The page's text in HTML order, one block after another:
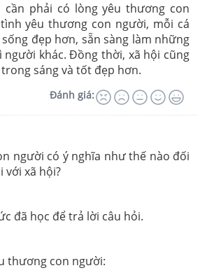
cần phải có lòng yêu thương con
yêu thương con người, mỗi cá
đẹp hơn, sẵn sàng làm những
khác. Đồng thời, xã hội cũng
sáng và tốt đẹp hơn.
Đánh giá:
người có ý nghĩa như thế nào đối
với xã hội?
đã học để trả lời câu hỏi.
thương con người: